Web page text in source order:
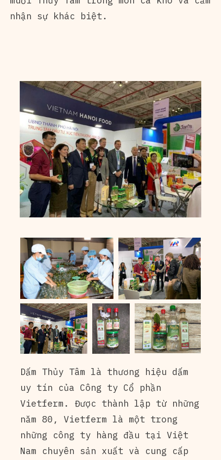
nhận sự khác biệt.
Dấm Thủy Tâm là thương hiệu dấm
uy tín của Công ty Cổ phần
Vietferm. Được thành lập từ những
năm 80, Vietferm là một trong
những công ty hàng đầu tại Việt
Nam chuyên sản xuất và cung cấp